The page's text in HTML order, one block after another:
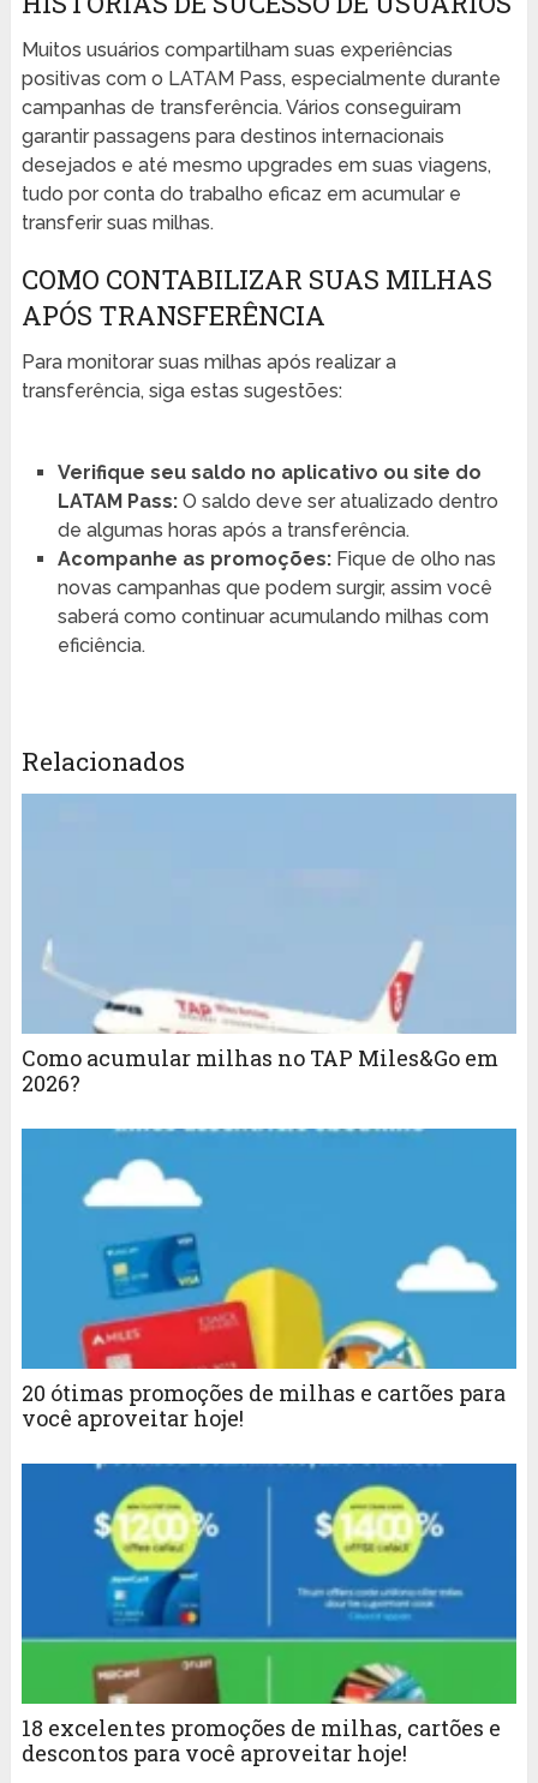
Muitos usuários compartilham suas experiências
positivas com o LATAM Pass, especialmente durante
campanhas de transferência. Vários conseguiram
garantir passagens para destinos internacionais
desejados e até mesmo upgrades em suas viagens,
tudo por conta do trabalho eficaz em acumular e
transferir suas milhas.
COMO CONTABILIZAR SUAS MILHAS
APÓS TRANSFERÊNCIA
Para monitorar suas milhas após realizar a
transferência, siga estas sugestões:
Verifique seu saldo no aplicativo ou site do
LATAM Pass:O saldo deve ser atualizado dentro
de algumas horas após a transferência.
Acompanhe as promoções:Fique de olho nas
novas campanhas que podem surgir, assim você
saberá como continuar acumulando milhas com
eficiência.
Relacionados
Como acumular milhas no TAP Miles&Go em
2026?
20 ótimas promoções de milhas e cartões para
você aproveitar hoje!
18 excelentes promoções de milhas, cartões e
descontos para você aproveitar hoje!